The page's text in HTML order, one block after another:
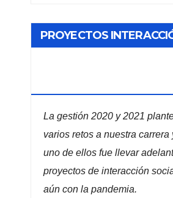
PROYECTOS
La gestión 2020 y 2021
varios retos a nuestra carrera
uno de ellos fue llevar
proyectos de interacción
aún con la pandemia.